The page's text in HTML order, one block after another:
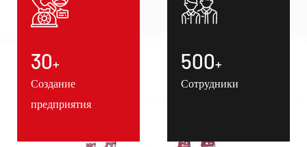
30+
Создание
предприятия
500+
Сотрудники